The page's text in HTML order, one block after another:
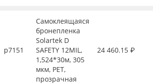
р7151
Самоклеящаяся
бронепленка
Solartek D
SAFETY 12MIL,
1,524*30м, 305
мкм, PET,
прозрачная
24 460.15 ₽